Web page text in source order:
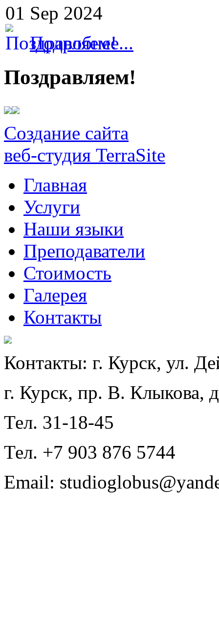
01 Sep 2024
Подробнее...
Поздравляем!
Создание сайта
веб-студия TerraSite
Главная
Услуги
Наши языки
Преподаватели
Стоимость
Галерея
Контакты
Контакты: г. Курск, ул.
г. Курск, пр. В. Клыкова,
Тел. 31-18-45
Тел. +7 903 876 5744
Email: